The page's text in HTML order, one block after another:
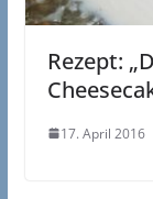
Rezept:
17. April 2016